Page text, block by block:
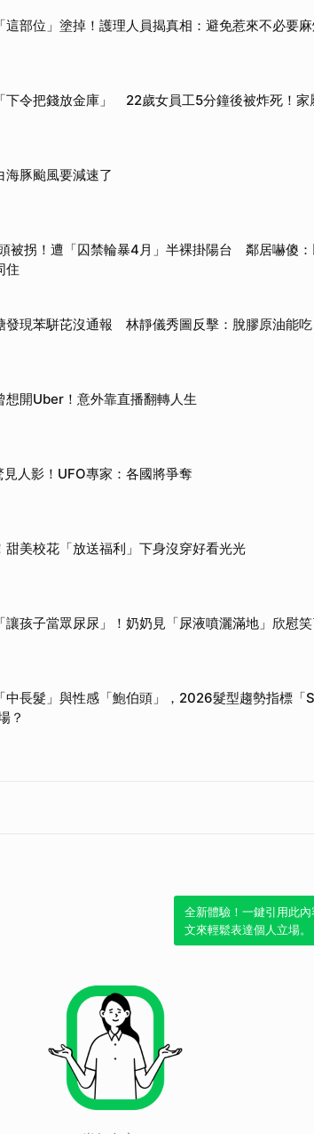
這部位」塗掉！護理人員揭真相：避免惹來不必要
下令把錢放金庫」 22歲女員工5分鐘後被炸死！家
豚颱風要減速了
被拐！遭「囚禁輪暴4月」半裸掛陽台 鄰居嚇傻
住
發現苯駢芘沒通報 林靜儀秀圖反擊：脫膠原油能
想開Uber！意外靠直播翻轉人生
人影！UFO專家：各國將爭奪
甜美校花「放送福利」下身沒穿好看光光
讓孩子當眾尿尿」！奶奶見「尿液噴灑滿地」欣慰
中長髮」與性感「鮑伯頭」，2026髮型趨勢指標「
？
全新體驗！一鍵引用此
文來輕鬆表達個人立場。